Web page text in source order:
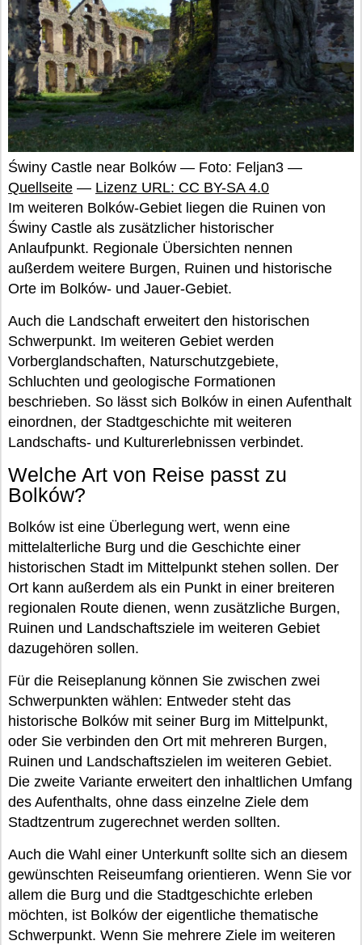
Świny Castle near Bolków — Foto: Feljan3 —
Quellseite — Lizenz URL: CC BY-SA 4.0
Im weiteren Bolków-Gebiet liegen die Ruinen von
Świny Castle als zusätzlicher historischer
Anlaufpunkt. Regionale Übersichten nennen
außerdem weitere Burgen, Ruinen und historische
Orte im Bolków- und Jauer-Gebiet.
Auch die Landschaft erweitert den historischen
Schwerpunkt. Im weiteren Gebiet werden
Vorberglandschaften, Naturschutzgebiete,
Schluchten und geologische Formationen
beschrieben. So lässt sich Bolków in einen Aufenthalt
einordnen, der Stadtgeschichte mit weiteren
Landschafts- und Kulturerlebnissen verbindet.
Welche Art von Reise passt zu
Bolków?
Bolków ist eine Überlegung wert, wenn eine
mittelalterliche Burg und die Geschichte einer
historischen Stadt im Mittelpunkt stehen sollen. Der
Ort kann außerdem als ein Punkt in einer breiteren
regionalen Route dienen, wenn zusätzliche Burgen,
Ruinen und Landschaftsziele im weiteren Gebiet
dazugehören sollen.
Für die Reiseplanung können Sie zwischen zwei
Schwerpunkten wählen: Entweder steht das
historische Bolków mit seiner Burg im Mittelpunkt,
oder Sie verbinden den Ort mit mehreren Burgen,
Ruinen und Landschaftszielen im weiteren Gebiet.
Die zweite Variante erweitert den inhaltlichen Umfang
des Aufenthalts, ohne dass einzelne Ziele dem
Stadtzentrum zugerechnet werden sollten.
Auch die Wahl einer Unterkunft sollte sich an diesem
gewünschten Reiseumfang orientieren. Wenn Sie vor
allem die Burg und die Stadtgeschichte erleben
möchten, ist Bolków der eigentliche thematische
Schwerpunkt. Wenn Sie mehrere Ziele im weiteren